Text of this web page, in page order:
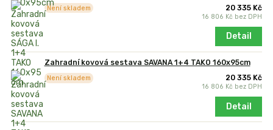
20 335 Kč
16 806 Kč bez DPH
Není skladem
Detail
Zahradní kovová sestava SAVANA 1+4 TAKO 160x95cm
20 335 Kč
16 806 Kč bez DPH
Není skladem
Detail